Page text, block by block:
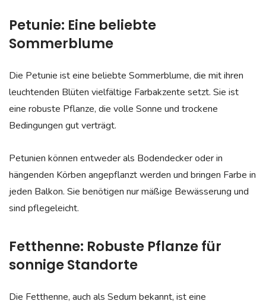
Petunie: Eine beliebte
Sommerblume
Die Petunie ist eine beliebte Sommerblume, die mit ihren
leuchtenden Blüten vielfältige Farbakzente setzt. Sie ist
eine robuste Pflanze, die volle Sonne und trockene
Bedingungen gut verträgt.
Petunien können entweder als Bodendecker oder in
hängenden Körben angepflanzt werden und bringen Farbe in
jeden Balkon. Sie benötigen nur mäßige Bewässerung und
sind pflegeleicht.
Fetthenne: Robuste Pflanze für
sonnige Standorte
Die Fetthenne, auch als Sedum bekannt, ist eine